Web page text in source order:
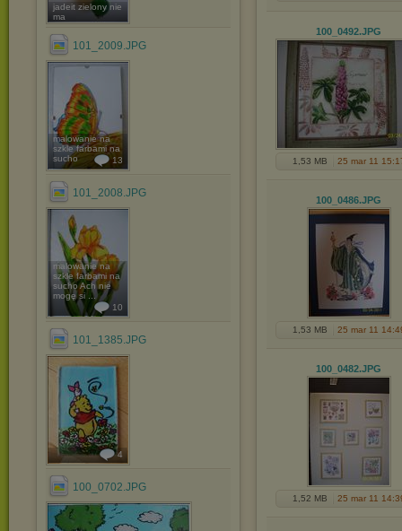
jadeit zielony nie
ma
101_2009.JPG
malowanie na
szkle farbami na
sucho
13
101_2008.JPG
malowanie na
szkle farbami na
sucho Ach nie
mogę si ...
10
101_1385.JPG
4
100_0702.JPG
100_0492.JPG
1,53 MB 25 mar 11
100_0486.JPG
1,53 MB 25 mar 11
100_0482.JPG
1,52 MB 25 mar 11